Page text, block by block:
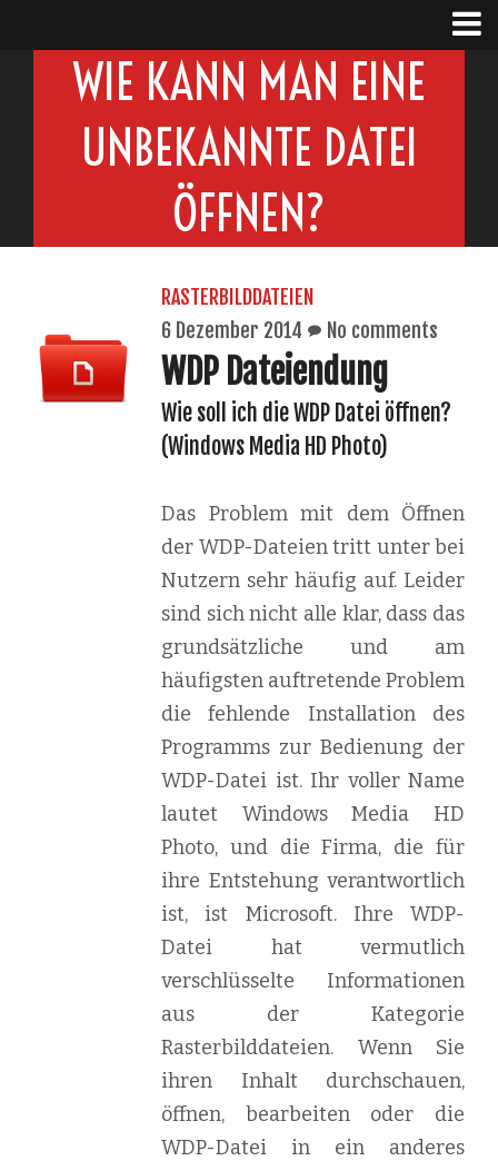
WIE KANN MAN EINE
UNBEKANNTE DATEI
ÖFFNEN?
RASTERBILDDATEIEN
6 Dezember 2014
No comments
WDP Dateiendung
Wie soll ich die WDP Datei öffnen?
(Windows Media HD Photo)
Das Problem mit dem Öffnen
der WDP-Dateien tritt unter bei
Nutzern sehr häufig auf. Leider
sind sich nicht alle klar, dass das
grundsätzliche und am
häufigsten auftretende Problem
die fehlende Installation des
Programms zur Bedienung der
WDP-Datei ist. Ihr voller Name
lautet Windows Media HD
Photo, und die Firma, die für
ihre Entstehung verantwortlich
ist, ist Microsoft. Ihre WDP-
Datei hat vermutlich
verschlüsselte Informationen
aus der Kategorie
Rasterbilddateien. Wenn Sie
ihren Inhalt durchschauen,
öffnen, bearbeiten oder die
WDP-Datei in ein anderes